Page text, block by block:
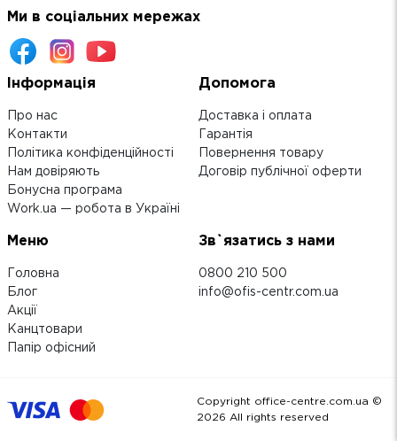
Ми в соціальних мережах
Інформація
Про нас
Контакти
Політика конфіденційності
Нам довіряють
Бонусна програма
Work.ua — робота в Україні
Допомога
Доставка і оплата
Гарантія
Повернення товару
Договір публічної оферти
Меню
Головна
Блог
Акції
Канцтовари
Папір офісний
Зв`язатись з нами
0800 210 500
info@ofis-centr.com.ua
Copyright office-centre.com.ua ©
2026 All rights reserved